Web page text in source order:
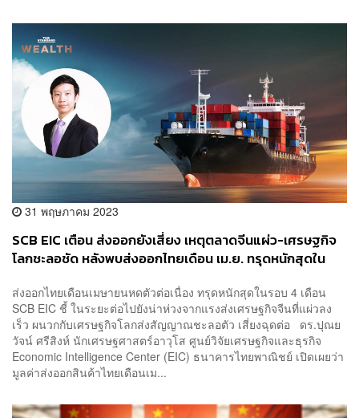
31 พฤษภาคม 2023
SCB EIC เตือน ส่งออกยังเสี่ยง เหตุตลาดจีนแผ่ว-เศรษฐกิจ
โลกชะลอชัด หลังพบส่งออกไทยเดือน เม.ย. ทรุดหนักสุดใน
ส่งออกไทยเดือนเมษายนหดตัวต่อเนื่อง ทรุดหนักสุดในรอบ 4 เดือน
SCB EIC ชี้ ในระยะต่อไปยังน่าห่วงจากแรงส่งเศรษฐกิจจีนที่แผ่วลง
เร็ว ผนวกกับเศรษฐกิจโลกส่งสัญญาณชะลอตัว เสี่ยงฉุดต่อ ดร.ปุณย
วัจน์ ศรีสิงห์ นักเศรษฐศาสตร์อาวุโส ศูนย์วิจัยเศรษฐกิจและธุรกิจ
Economic Intelligence Center (EIC) ธนาคารไทยพาณิชย์ เปิดเผยว่า
มูลค่าส่งออกสินค้าไทยเดือนเม...